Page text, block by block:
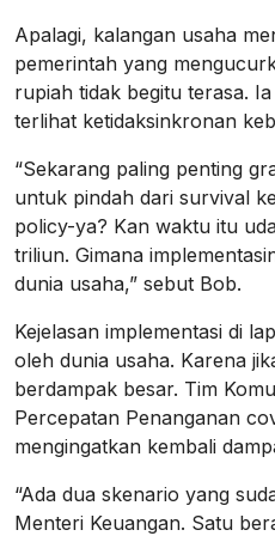
Apalagi, kalangan usaha
pemerintah yang
rupiah tidak begitu terasa.
terlihat ketidaksinkronan
“Sekarang paling penting
untuk pindah dari survival
policy-ya? Kan waktu itu
triliun. Gimana
dunia usaha,” sebut Bob.
Kejelasan implementasi di
oleh dunia usaha. Karena
berdampak besar. Tim
Percepatan Penanganan
mengingatkan kembali
“Ada dua skenario yang
Menteri Keuangan. Satu